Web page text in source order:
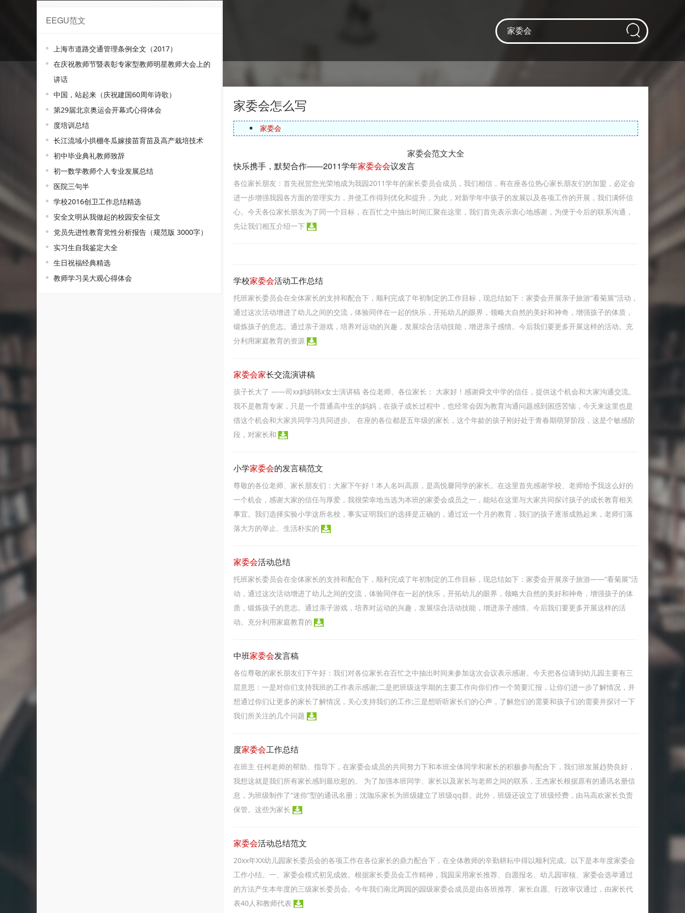
家委会范文
EEGU范文
上海市道路交通管理条例全文（2017）
在庆祝教师节暨表彰专家型教师明星教师大会上的
讲话
中国，站起来（庆祝建国60周年诗歌）
第29届北京奥运会开幕式心得体会
度培训总结
长江流域小拱棚冬瓜嫁接苗育苗及高产栽培技术
初中毕业典礼教师致辞
初一数学教师个人专业发展总结
医院三句半
学校2016创卫工作总结精选
安全文明从我做起的校园安全征文
党员先进性教育党性分析报告（规范版 3000字）
实习生自我鉴定大全
生日祝福经典精选
教师学习吴大观心得体会
家委会怎么写
家委会
家委会范文大全
快乐携手，默契合作——2011学年家委会会议发言
各位家长朋友：首先祝贺您光荣地成为我园2011学年的家长委员会成员，我们相信，有在座各位热心家长朋友们的加盟，必定会
进一步增强我园各方面的管理实力，并使工作得到优化和提升，为此，对新学年中孩子的发展以及各项工作的开展，我们满怀信
心。今天各位家长朋友为了同一个目标，在百忙之中抽出时间汇聚在这里，我们首先表示衷心地感谢，为便于今后的联系沟通，
先让我们相互介绍一下
学校家委会活动工作总结
托班家长委员会在全体家长的支持和配合下，顺利完成了年初制定的工作目标，现总结如下：家委会开展亲子旅游“看菊展”活动，
通过这次活动增进了幼儿之间的交流，体验同伴在一起的快乐，开拓幼儿的眼界，领略大自然的美好和神奇，增强孩子的体质，
锻炼孩子的意志。通过亲子游戏，培养对运动的兴趣，发展综合活动技能，增进亲子感情。今后我们要更多开展这样的活动。充
分利用家庭教育的资源
家委会家长交流演讲稿
孩子长大了 ——司xx妈妈韩x女士演讲稿 各位老师、各位家长： 大家好！感谢舜文中学的信任，提供这个机会和大家沟通交流。
我不是教育专家，只是一个普通高中生的妈妈，在孩子成长过程中，也经常会因为教育沟通问题感到困惑苦恼，今天来这里也是
借这个机会和大家共同学习共同进步。 在座的各位都是五年级的家长，这个年龄的孩子刚好处于青春期萌芽阶段，这是个敏感阶
段，对家长和
小学家委会的发言稿范文
尊敬的各位老师、家长朋友们：大家下午好！本人名叫高原，是高悦馨同学的家长。在这里首先感谢学校、老师给予我这么好的
一个机会，感谢大家的信任与厚爱，我很荣幸地当选为本班的家委会成员之一，能站在这里与大家共同探讨孩子的成长教育相关
事宜。我们选择实验小学这所名校，事实证明我们的选择是正确的，通过近一个月的教育，我们的孩子逐渐成熟起来，老师们落
落大方的举止、生活朴实的
家委会活动总结
托班家长委员会在全体家长的支持和配合下，顺利完成了年初制定的工作目标，现总结如下：家委会开展亲子旅游——“看菊展”活
动，通过这次活动增进了幼儿之间的交流，体验同伴在一起的快乐，开拓幼儿的眼界，领略大自然的美好和神奇，增强孩子的体
质，锻炼孩子的意志。通过亲子游戏，培养对运动的兴趣，发展综合活动技能，增进亲子感情。今后我们要更多开展这样的活
动。充分利用家庭教育的
中班家委会发言稿
各位尊敬的家长朋友们下午好：我们对各位家长在百忙之中抽出时间来参加这次会议表示感谢。今天把各位请到幼儿园主要有三
层意思：一是对你们支持我班的工作表示感谢;二是把班级这学期的主要工作向你们作一个简要汇报，让你们进一步了解情况，并
想通过你们让更多的家长了解情况，关心支持我们的工作;三是想听听家长们的心声，了解您们的需要和孩子们的需要并探讨一下
我们所关注的几个问题
度家委会工作总结
在班主 任柯老师的帮助、指导下，在家委会成员的共同努力下和本班全体同学和家长的积极参与配合下，我们班发展趋势良好，
我想这就是我们所有家长感到最欣慰的。 为了加强本班同学、家长以及家长与老师之间的联系，王杰家长根据原有的通讯名册信
息，为班级制作了“迷你”型的通讯名册；沈珈乐家长为班级建立了班级qq群。此外，班级还设立了班级经费，由马高欢家长负责
保管。这些为家长
家委会活动总结范文
20xx年XX幼儿园家长委员会的各项工作在各位家长的鼎力配合下，在全体教师的辛勤耕耘中得以顺利完成。以下是本年度家委会
工作小结。一、家委会模式初见成效。根据家长委员会工作精神，我园采用家长推荐、自愿报名、幼儿园审核、家委会选举通过
的方法产生本年度的三级家长委员会。今年我们南北两园的园级家委会成员是由各班推荐、家长自愿、行政审议通过，由家长代
表40人和教师代表